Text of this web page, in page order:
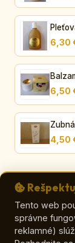
6,30
6,50
4,50
© VČELA –
E-shop|Kontakt
Tento web
správne
reklamné)